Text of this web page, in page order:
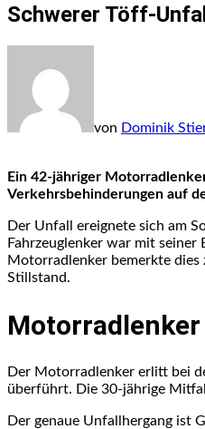
Schwerer Töff-
von Dominik
Ein 42-jähriger
Verkehrsbehinderungen auf
Der Unfall ereignete sich am
Fahrzeuglenker war mit
Motorradlenker bemerkte dies
Stillstand.
Der Motorradlenker erlitt bei
überführt. Die 30-jährige
Der genaue Unfallhergang ist